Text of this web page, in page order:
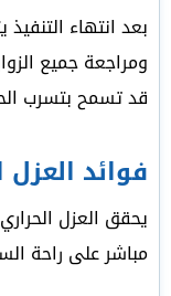
بعد انتهاء
ومراجعة جميع
قد تسمح بتسرب
فوائد
يحقق العزل
مباشر على راحة